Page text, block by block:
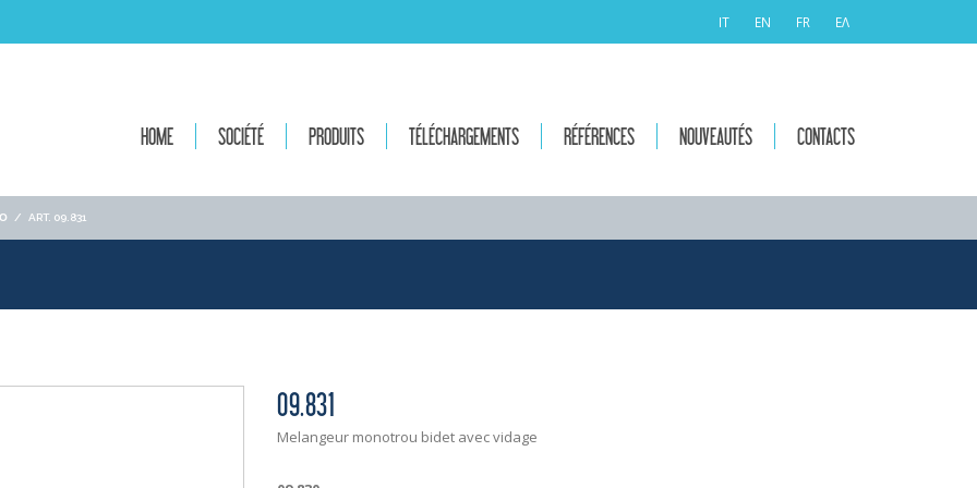
IT EN FR ΕΛ
HOME SOCIÉTÉ PRODUITS TÉLÉCHARGEMENTS RÉFÉRENCES NOUVEAUTÉS CONTACTS
/ ART. 09.831
09.831
Melangeur monotrou bidet avec vidage